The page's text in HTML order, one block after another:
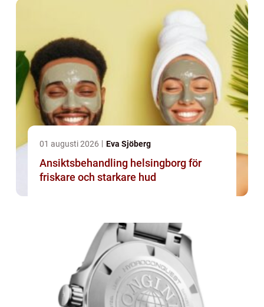
01 augusti 2026 Eva Sjöberg
Ansiktsbehandling helsingborg för
friskare och starkare hud